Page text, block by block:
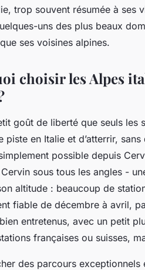
trop souvent résumée à ses
uns des plus beaux
ses voisines alpines.
choisir les Alpes
goût de liberté que seuls les
piste en Italie et d’atterrir,
possible depuis
sous tous les angles -
altitude : beaucoup de
fiable de décembre à avril,
entretenus, avec un petit
françaises ou suisses,
des parcours